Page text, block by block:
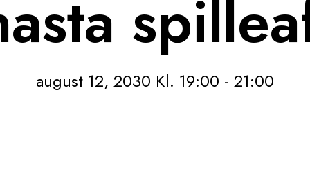
august 12, 2030 Kl. 19:00 - 21:00